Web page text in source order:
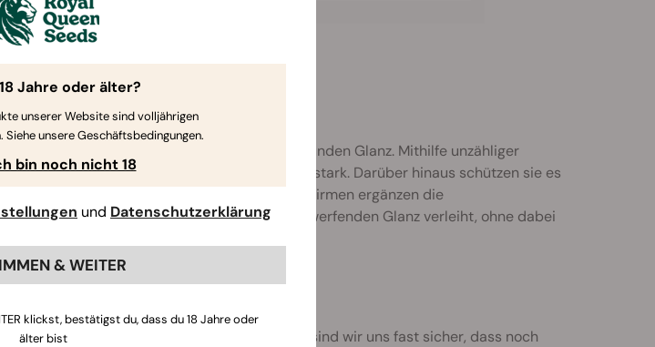
Mähne einen lebendigen und gesunden Glanz. Mithilfe unzähliger
diese Produkte das Haar geschmeidig und stark. Darüber hinaus schützen sie es
und kräuseligen Struktur vor. Viele Firmen ergänzen die
Cannabissamenöl, das dem Haar einen umwerfenden Glanz verleiht, ohne dabei
ohnehin schon auf Gras stehen, sind wir uns fast sicher, dass noch
Jahre oder älter?
unserer Website sind volljährigen
Siehe unsere Geschäftsbedingungen.
bin noch nicht 18
und Datenschutzerklärung
& WEITER
klickst, bestätigst du, dass du 18 Jahre oder
älter bist